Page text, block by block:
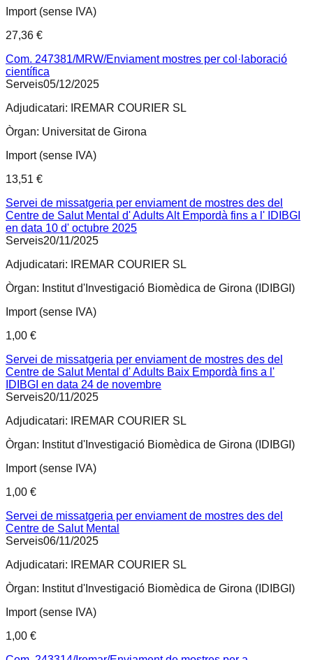
Import (sense IVA)
27,36 €
Com. 247381/MRW/Enviament mostres per col·laboració
científica
Serveis05/12/2025
Adjudicatari:
IREMAR COURIER SL
Òrgan: Universitat de Girona
Import (sense IVA)
13,51 €
Servei de missatgeria per enviament de mostres des del
Centre de Salut Mental d' Adults Alt Empordà fins a l' IDIBGI
en data 10 d' octubre 2025
Serveis20/11/2025
Adjudicatari:
IREMAR COURIER SL
Òrgan: Institut d'Investigació Biomèdica de Girona (IDIBGI)
Import (sense IVA)
1,00 €
Servei de missatgeria per enviament de mostres des del
Centre de Salut Mental d' Adults Baix Empordà fins a l'
IDIBGI en data 24 de novembre
Serveis20/11/2025
Adjudicatari:
IREMAR COURIER SL
Òrgan: Institut d'Investigació Biomèdica de Girona (IDIBGI)
Import (sense IVA)
1,00 €
Servei de missatgeria per enviament de mostres des del
Centre de Salut Mental
Serveis06/11/2025
Adjudicatari:
IREMAR COURIER SL
Òrgan: Institut d'Investigació Biomèdica de Girona (IDIBGI)
Import (sense IVA)
1,00 €